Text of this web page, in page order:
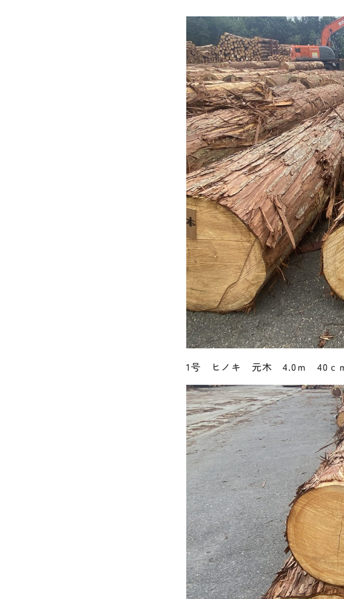
1号 ヒノキ 元木 4.0ｍ 40ｃ